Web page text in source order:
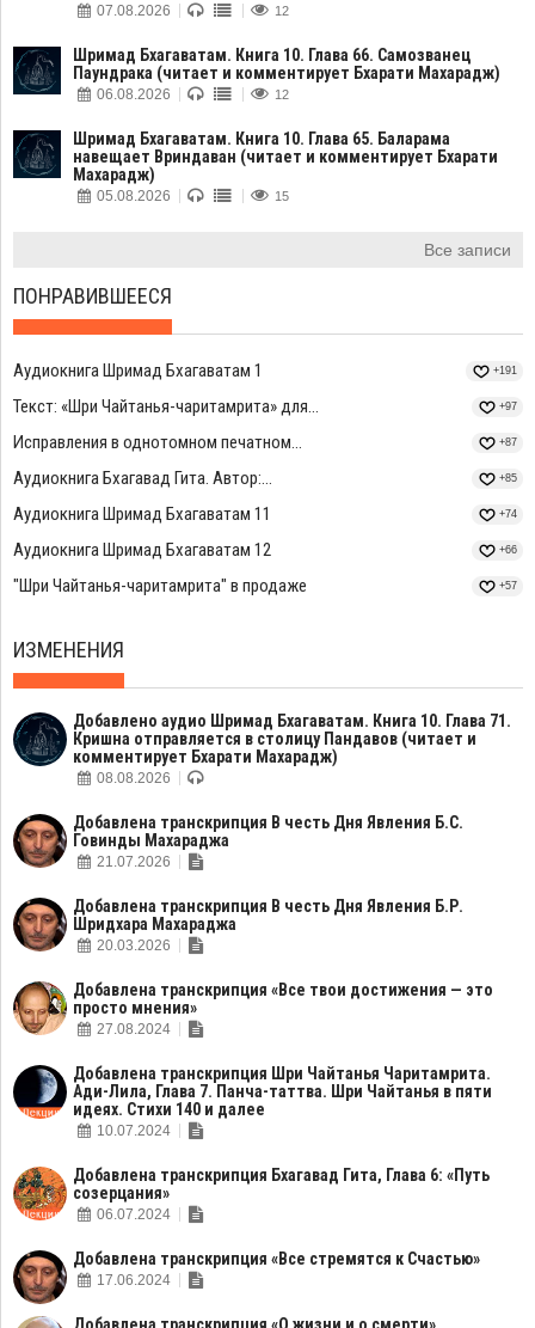
07.08.2026 12
Шримад Бхагаватам. Книга 10. Глава 66. Самозванец
Паундрака (читает и комментирует Бхарати Махарадж)
06.08.2026 12
Шримад Бхагаватам. Книга 10. Глава 65. Баларама
навещает Вриндаван (читает и комментирует Бхарати
Махарадж)
05.08.2026 15
Все записи
ПОНРАВИВШЕЕСЯ
Аудиокнига Шримад Бхагаватам 1 +191
Текст: «Шри Чайтанья-чаритамрита» для... +97
Исправления в однотомном печатном... +87
Аудиокнига Бхагавад Гита. Автор:... +85
Аудиокнига Шримад Бхагаватам 11 +74
Аудиокнига Шримад Бхагаватам 12 +66
"Шри Чайтанья-чаритамрита" в продаже +57
ИЗМЕНЕНИЯ
Добавлено аудио Шримад Бхагаватам. Книга 10. Глава 71.
Кришна отправляется в столицу Пандавов (читает и
комментирует Бхарати Махарадж)
08.08.2026
Добавлена транскрипция В честь Дня Явления Б.С.
Говинды Махараджа
21.07.2026
Добавлена транскрипция В честь Дня Явления Б.Р.
Шридхара Махараджа
20.03.2026
Добавлена транскрипция «Все твои достижения — это
просто мнения»
27.08.2024
Добавлена транскрипция Шри Чайтанья Чаритамрита.
Ади-Лила, Глава 7. Панча-таттва. Шри Чайтанья в пяти
идеях. Стихи 140 и далее
10.07.2024
Добавлена транскрипция Бхагавад Гита, Глава 6: «Путь
созерцания»
06.07.2024
Добавлена транскрипция «Все стремятся к Счастью»
17.06.2024
Добавлена транскрипция «О жизни и о смерти»